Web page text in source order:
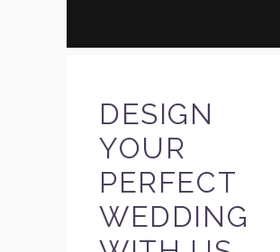
DESIGN
YOUR
PERFECT
WEDDING